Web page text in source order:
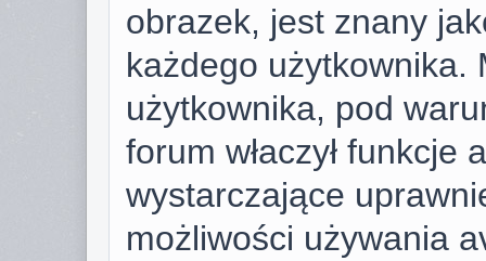
obrazek, jest znany
każdego użytkownika.
użytkownika, pod
forum właczył funkcje
wystarczające
możliwości używania